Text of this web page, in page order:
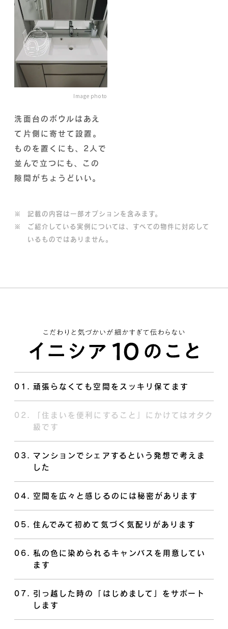
Image photo
洗面台のボウルはあえ
て片側に寄せて設置。
ものを置くにも、2人で
並んで立つにも、この
隙間がちょうどいい。
※
記載の内容は一部オプションを含みます。
※
ご紹介している実例については、すべての物件に対応して
いるものではありません。
01 . 頑張らなくても空間をスッキリ保てます
02 .
「住まいを便利にすること」にかけてはオタク
級です
03
マンションでシェアするという発想で考えま
した
04 空間を広々と感じるのには秘密があります
05 住んでみて初めて気づく気配りがあります
06
私の色に染められるキャンバスを用意してい
ます
07
引っ越した時の「はじめまして」をサポート
します